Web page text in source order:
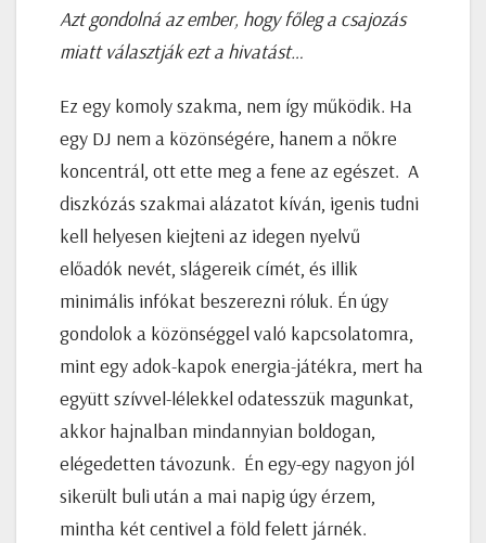
Azt gondolná az ember, hogy főleg a csajozás
miatt választják ezt a hivatást…
Ez egy komoly szakma, nem így működik. Ha
egy DJ nem a közönségére, hanem a nőkre
koncentrál, ott ette meg a fene az egészet. A
diszkózás szakmai alázatot kíván, igenis tudni
kell helyesen kiejteni az idegen nyelvű
előadók nevét, slágereik címét, és illik
minimális infókat beszerezni róluk. Én úgy
gondolok a közönséggel való kapcsolatomra,
mint egy adok-kapok energia-játékra, mert ha
együtt szívvel-lélekkel odatesszük magunkat,
akkor hajnalban mindannyian boldogan,
elégedetten távozunk. Én egy-egy nagyon jól
sikerült buli után a mai napig úgy érzem,
mintha két centivel a föld felett járnék.